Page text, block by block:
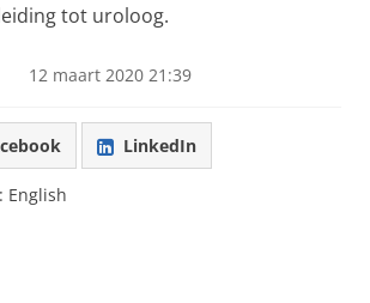
tot uroloog.
12 maart 2020 21:39
LinkedIn
English